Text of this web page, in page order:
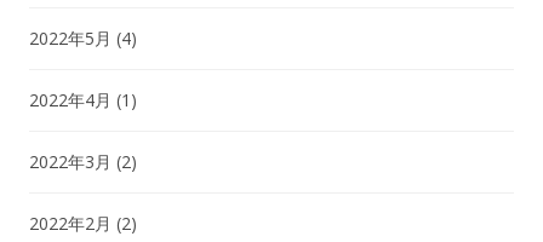
2022年5月 (4)
2022年4月 (1)
2022年3月 (2)
2022年2月 (2)